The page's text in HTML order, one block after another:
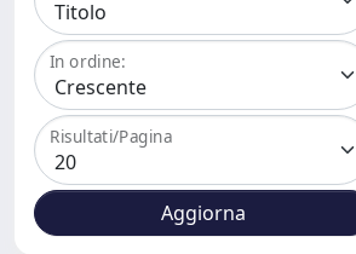
In ordine:
Risultati/Pagina